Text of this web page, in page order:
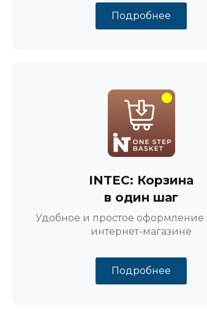
Подробнее
INTEC: Корзина
в один шаг
Удобное и простое оформление
интернет-магазине
Подробнее